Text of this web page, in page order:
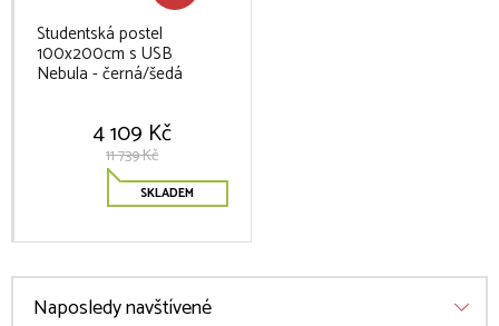
Studentská postel
100x200cm s USB
Nebula - černá/šedá
4 109 Kč
11 739 Kč
SKLADEM
Naposledy navštívené